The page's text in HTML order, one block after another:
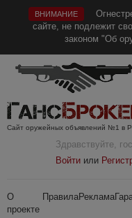
ВНИМАНИЕ
сайте, не подлежит
законом "Об
Сайт оружейных объявлений №1 в
Здравствуйте,
Войти или
О
проекте
ПравилаРеклама